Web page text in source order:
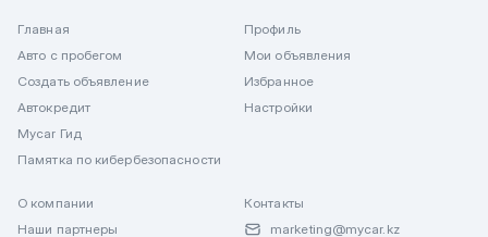
Главная
Авто с пробегом
Создать объявление
Автокредит
Mycar Гид
Памятка по кибербезопасности
Профиль
Мои объявления
Избранное
Настройки
О компании
Наши партнеры
Контакты
marketing@mycar.kz